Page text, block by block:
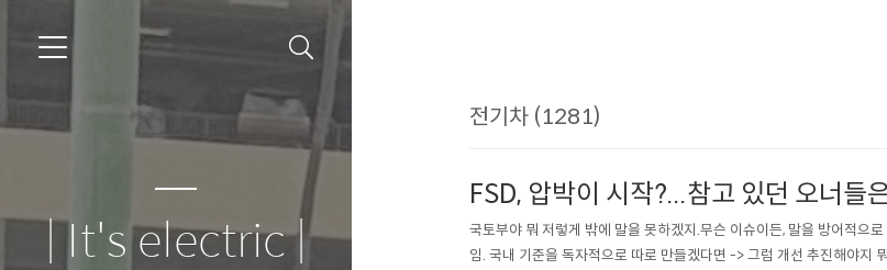
| It's electric |
전기차 (1281)
FSD, 압박이 시작?...참고 있던 오너들
국토부야 뭐 저렇게 밖에 말을 못하겠지.무슨 이슈이든, 말을 방어적으
임. 국내 기준을 독자적으로 따로 만들겠다면 -> 그럼 개선 추진해야지